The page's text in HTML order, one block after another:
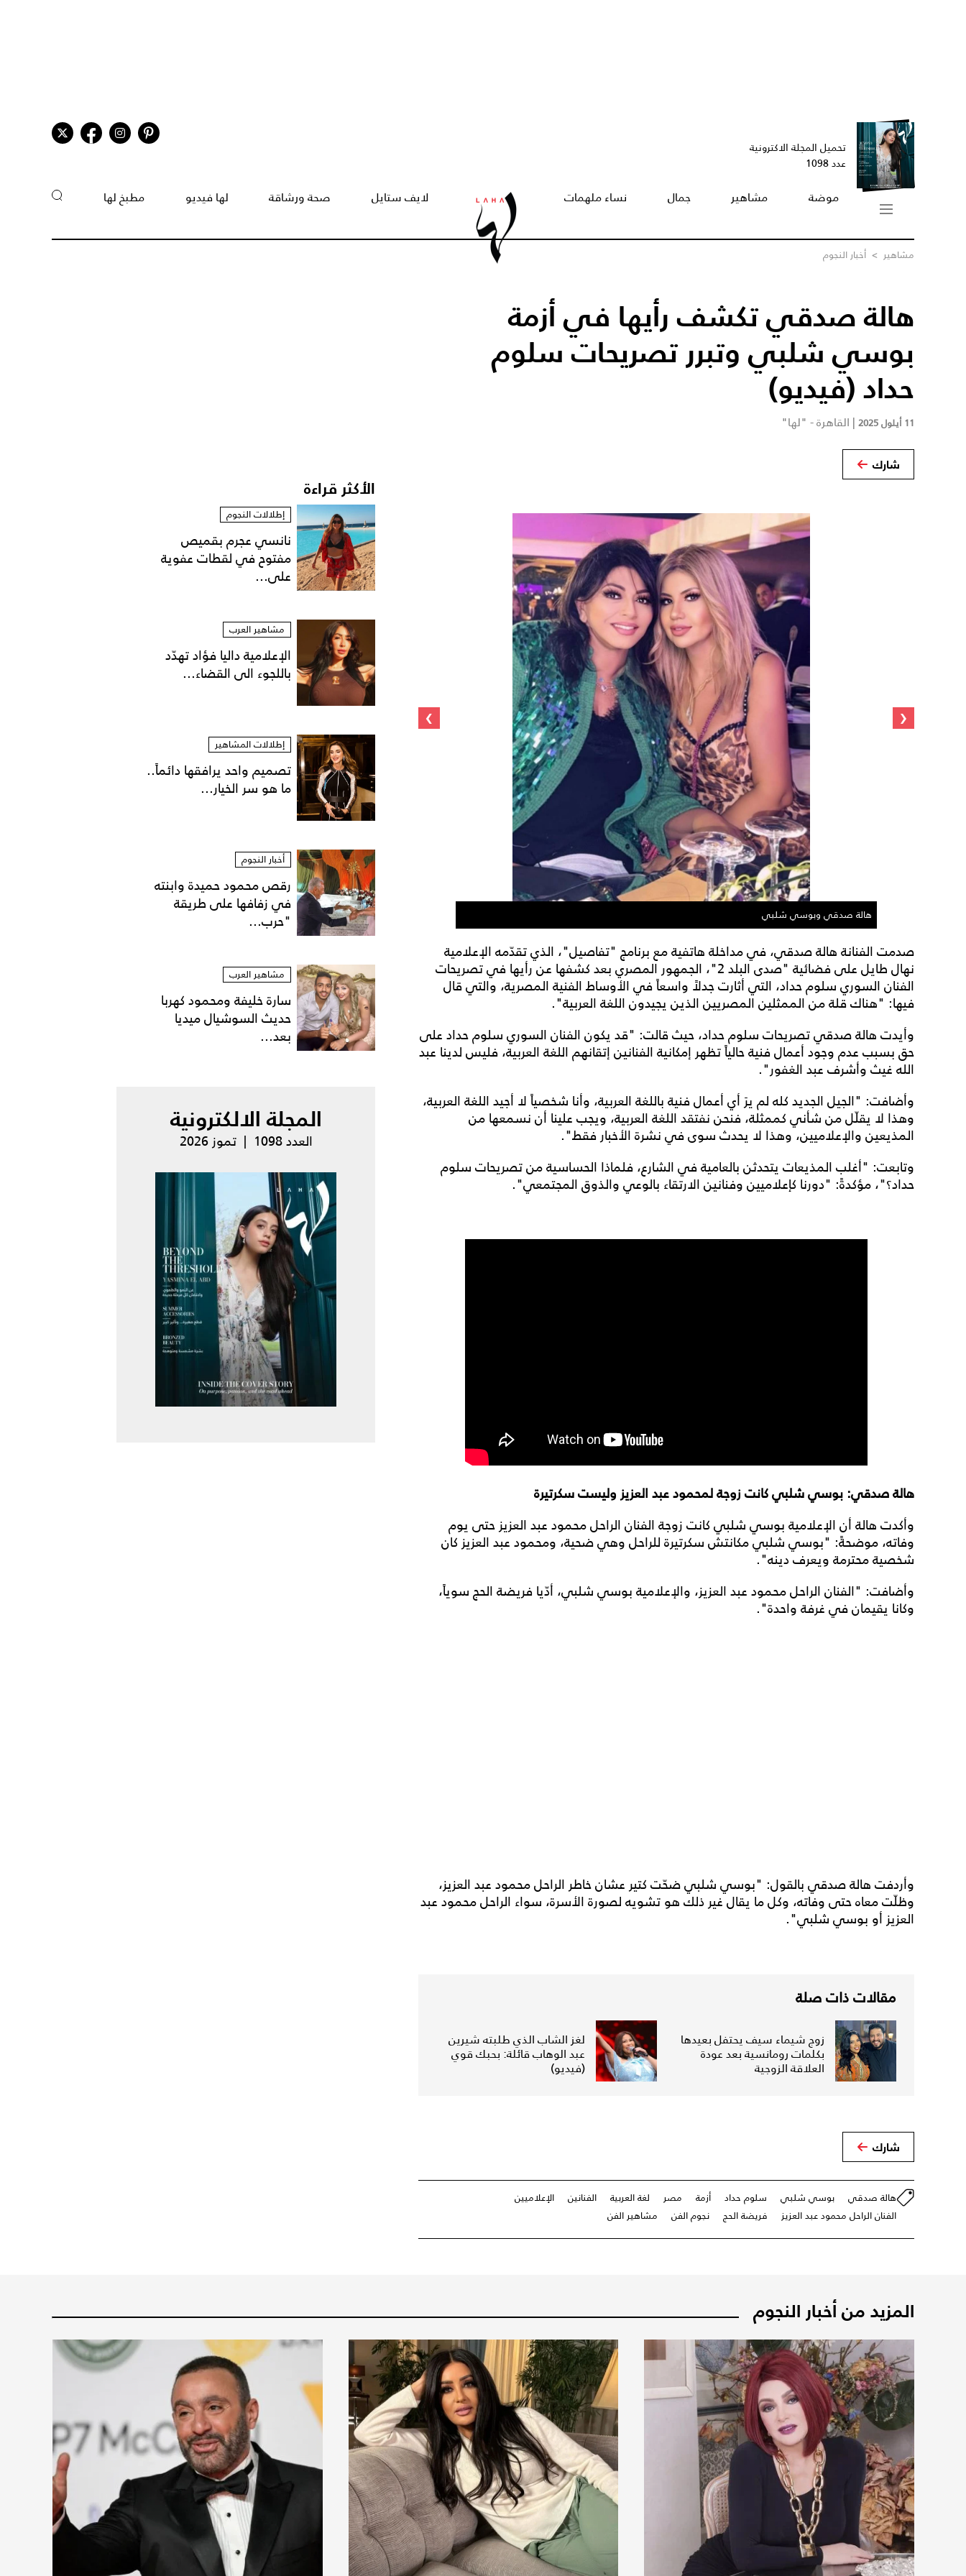
تحميل المجلة الاكترونية
عدد 1098
موضة مشاهير جمال نساء ملهمات لايف ستايل صحة ورشاقة لها فيديو مطبخ لها
مشاهير > أخبار النجوم
هالة صدقي تكشف رأيها في أزمة
بوسي شلبي وتبرر تصريحات سلوم
حداد (فيديو)
11 أيلول 2025 | القاهرة - "لها"
شارك
هالة صدقي وبوسي شلبي هالة صدقي
‹
›
صدمت الفنانة هالة صدقي، في مداخلة هاتفية مع برنامج "تفاصيل"، الذي تقدّمه الإعلامية
نهال طايل على فضائية "صدى البلد 2"، الجمهور المصري بعد كشفها عن رأيها في تصريحات
الفنان السوري سلوم حداد، التي أثارت جدلاً واسعاً في الأوساط الفنية المصرية، والتي قال
فيها: "هناك قلة من الممثلين المصريين الذين يجيدون اللغة العربية".
وأيدت هالة صدقي تصريحات سلوم حداد، حيث قالت: "قد يكون الفنان السوري سلوم حداد على
حق بسبب عدم وجود أعمال فنية حالياً تظهر إمكانية الفنانين إتقانهم اللغة العربية، فليس لدينا عبد
الله غيث وأشرف عبد الغفور".
وأضافت: "الجيل الجديد كله لم يرَ أي أعمال فنية باللغة العربية، وأنا شخصياً لا أجيد اللغة العربية،
وهذا لا يقلّل من شأني كممثلة، فنحن نفتقد اللغة العربية، ويجب علينا أن نسمعها من
المذيعين والإعلاميين، وهذا لا يحدث سوى في نشرة الأخبار فقط".
وتابعت: "أغلب المذيعات يتحدثن بالعامية في الشارع، فلماذا الحساسية من تصريحات سلوم
حداد؟"، مؤكدةً: "دورنا كإعلاميين وفنانين الارتقاء بالوعي والذوق المجتمعي".
هالة صدقي: بوسي شلبي كانت زوجة لمحمود عبد العزيز وليست سكرتيرة
وأكدت هالة أن الإعلامية بوسي شلبي كانت زوجة الفنان الراحل محمود عبد العزيز حتى يوم
وفاته، موضحةً: "بوسي شلبي مكانتش سكرتيرة للراحل وهي ضحية، ومحمود عبد العزيز كان
شخصية محترمة ويعرف دينه".
وأضافت: "الفنان الراحل محمود عبد العزيز، والإعلامية بوسي شلبي، أدّيا فريضة الحج سوياً،
وكانا يقيمان في غرفة واحدة".
وأردفت هالة صدقي بالقول: "بوسي شلبي ضحّت كتير عشان خاطر الراحل محمود عبد العزيز،
وظلّت معاه حتى وفاته، وكل ما يقال غير ذلك هو تشويه لصورة الأسرة، سواء الراحل محمود عبد
العزيز أو بوسي شلبي".
مقالات ذات صلة
زوج شيماء سيف يحتفل بعيدها
بكلمات رومانسية بعد عودة
العلاقة الزوجية
لغز الشاب الذي طلبته شيرين
عبد الوهاب قائلة: بحبك قوي
(فيديو)
شارك
هالة صدقي بوسي شلبي سلوم حداد أزمة مصر لغة العربية الفنانين
الإعلاميين
الفنان الراحل محمود عبد العزيز
فريضة الحج نجوم الفن مشاهير الفن
الأكثر قراءة
إطلالات النجوم
نانسي عجرم بقميص
مفتوح في لقطات عفوية
على...
مشاهير العرب
الإعلامية داليا فؤاد تهدّد
باللجوء الى القضاء...
إطلالات المشاهير
تصميم واحد يرافقها دائماً..
ما هو سر الخيار...
أخبار النجوم
رقص محمود حميدة وابنته
في زفافها على طريقة
"حرب...
مشاهير العرب
سارة خليفة ومحمود كهربا
حديث السوشيال ميديا
بعد...
المجلة الالكترونية
العدد 1098 | تموز 2026
المزيد من أخبار النجوم